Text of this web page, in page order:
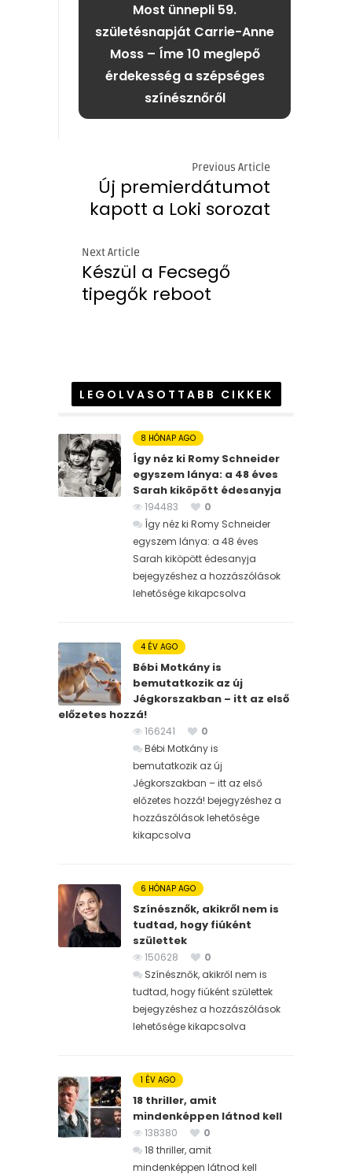
Most ünnepli 59.
születésnapját Carrie-Anne
Moss – Íme 10 meglepő
érdekesség a szépséges
színésznőről
Previous Article
Új premierdátumot
kapott a Loki sorozat
Next Article
Készül a Fecsegő
tipegők reboot
LEGOLVASOTTABB CIKKEK
8 HÓNAP AGO
Így néz ki Romy Schneider
egyszem lánya: a 48 éves
Sarah kiköpött édesanyja
194483
0
Így néz ki Romy Schneider
egyszem lánya: a 48 éves
Sarah kiköpött édesanyja
bejegyzéshez a hozzászólások
lehetősége kikapcsolva
4 ÉV AGO
Bébi Motkány is
bemutatkozik az új
Jégkorszakban – itt az első
előzetes hozzá!
166241
0
Bébi Motkány is
bemutatkozik az új
Jégkorszakban – itt az első
előzetes hozzá! bejegyzéshez a
hozzászólások lehetősége
kikapcsolva
6 HÓNAP AGO
Színésznők, akikről nem is
tudtad, hogy fiúként
születtek
150628
0
Színésznők, akikről nem is
tudtad, hogy fiúként születtek
bejegyzéshez a hozzászólások
lehetősége kikapcsolva
1 ÉV AGO
18 thriller, amit
mindenképpen látnod kell
138380
0
18 thriller, amit
mindenképpen látnod kell